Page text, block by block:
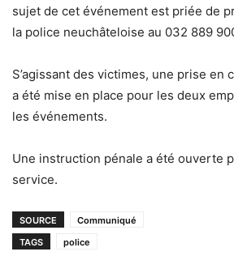
sujet de cet événement est priée de
la police neuchâteloise au 032 889
S’agissant des victimes, une prise en
a été mise en place pour les deux
les événements.
Une instruction pénale a été ouverte
service.
SOURCE
Communiqué
TAGS
police